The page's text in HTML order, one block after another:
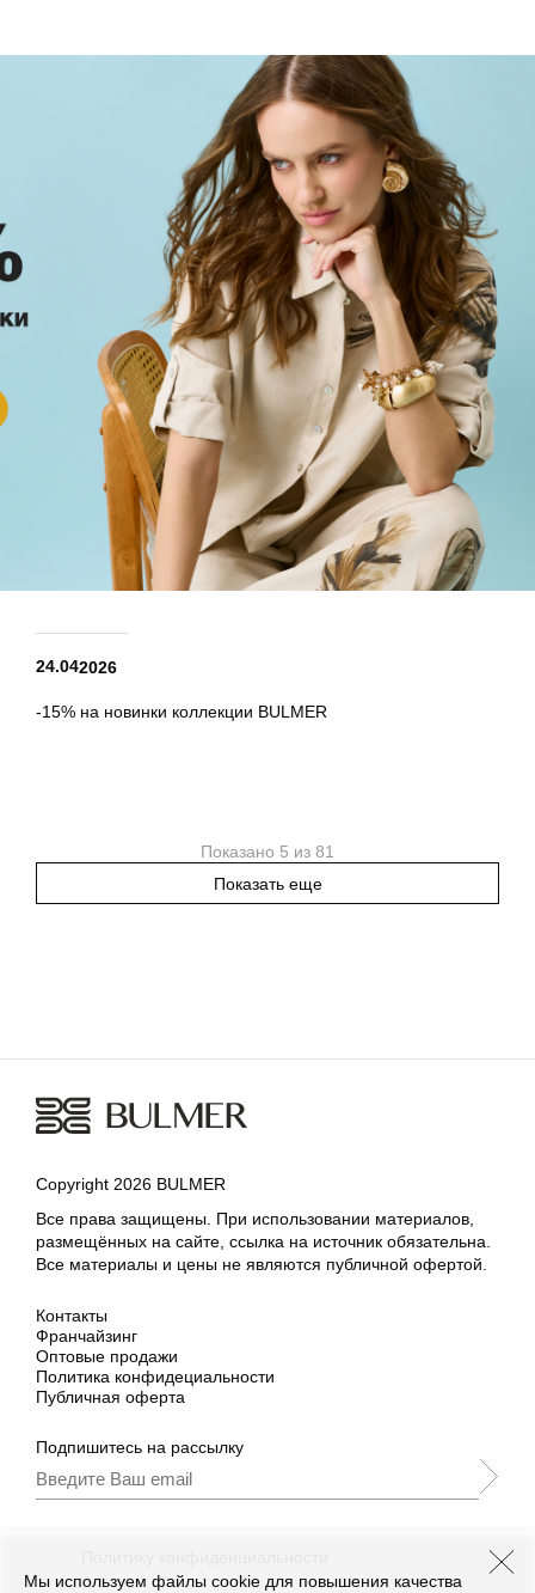
24.042026
-15% на новинки коллекции BULMER
Показано 5 из 81
Показать еще
Copyright 2026 BULMER
Все права защищены. При использовании материалов,
размещённых на сайте, ссылка на источник обязательна.
Все материалы и цены не являются публичной офертой.
Контакты
Франчайзинг
Оптовые продажи
Политика конфидециальности
Публичная оферта
Подпишитесь на рассылку
промоакции.
Мы используем файлы cookie для повышения качества